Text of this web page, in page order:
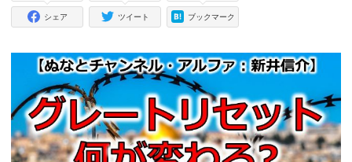
シェア ツイート ブックマーク